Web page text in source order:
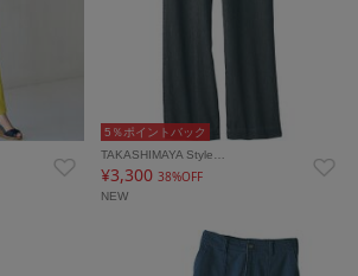
5％ポイントバック
TAKASHIMAYA Style…
¥3,30038%OFF
NEW